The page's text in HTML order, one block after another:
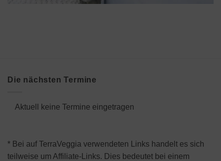
Die nächsten Termine
Aktuell keine Termine eingetragen
* Bei auf TerraVeggia verwendeten Links handelt es sich
teilweise um Affiliate-Links. Dies bedeutet bei einem